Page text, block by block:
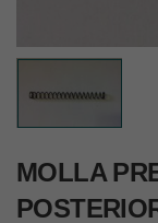
MOLLA